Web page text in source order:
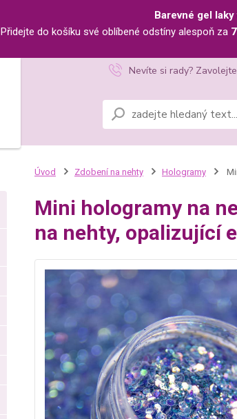
Barevné gel
Přidejte do košíku své oblíbené odstíny alespoň za
Nevíte si rady?
Úvod Zdobení na nehty Hologramy
Mini hologramy na
na nehty, opalizující